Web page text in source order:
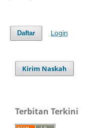
Daftar Login
Kirim Naskah
Terbitan Terkini